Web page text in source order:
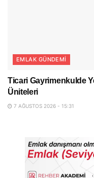
EMLAK GÜNDEMI
Ticari Gayrimenkulde
Üniteleri
7 AĞUSTOS 2026 - 15:31